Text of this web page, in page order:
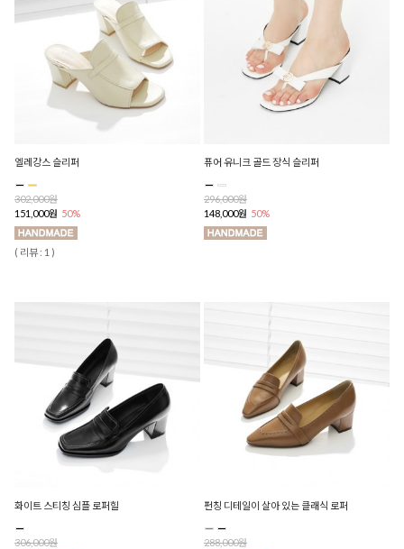
엘레강스 슬리퍼
302,000원
151,000원 50%
( 리뷰 : 1 )
퓨어 유니크 골드 장식 슬리퍼
296,000원
148,000원 50%
화이트 스티칭 심플 로퍼힐
306,000원
펀칭 디테일이 살아 있는 클래식 로퍼
288,000원